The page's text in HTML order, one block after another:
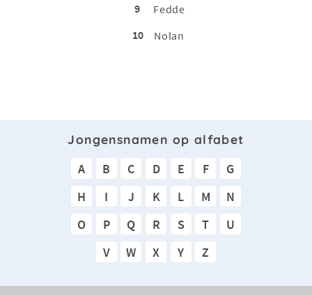
9
Fedde
10
Nolan
Jongensnamen op alfabet
A B C D E F
G
H
I J K L M
N
O
P Q R S T
U
V
W X Y Z